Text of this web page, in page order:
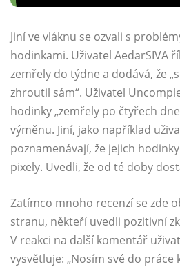
Jiní ve vláknu se ozvali s
hodinkami. Uživatel AedarSIVA
zemřely do týdne a dodává, že
zhroutil sám“. Uživatel
hodinky „zemřely po čtyřech
výměnu. Jiní, jako například
poznamenávají, že jejich
pixely. Uvedli, že od té doby
Zatímco mnoho recenzí se zde
stranu, někteří uvedli pozitivní
V reakci na další komentář
vysvětluje: „Nosím své do práce